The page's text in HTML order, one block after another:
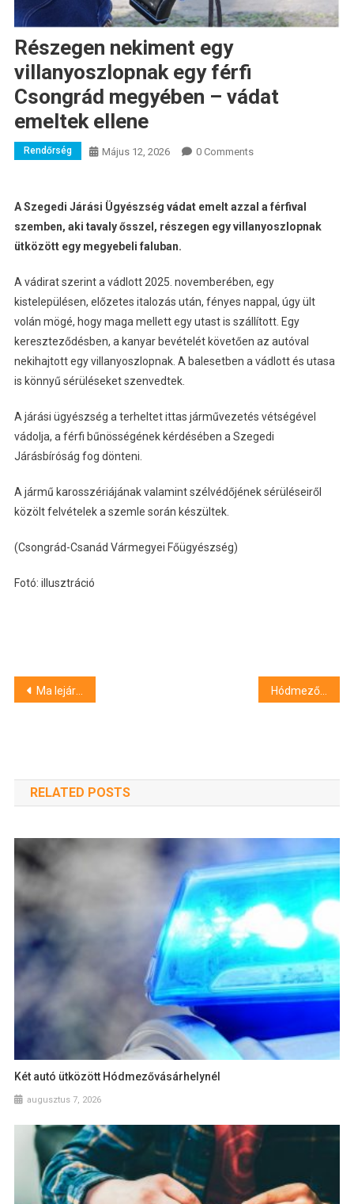
Részegen nekiment egy
villanyoszlopnak egy férfi
Csongrád megyében – vádat
emeltek ellene
Rendőrség Május 12, 2026 0 Comments
A Szegedi Járási Ügyészség vádat emelt azzal a férfival
szemben, aki tavaly ősszel, részegen egy villanyoszlopnak
ütközött egy megyebeli faluban.
A vádirat szerint a vádlott 2025. novemberében, egy
kistelepülésen, előzetes italozás után, fényes nappal, úgy ült
volán mögé, hogy maga mellett egy utast is szállított. Egy
kereszteződésben, a kanyar bevételét követően az autóval
nekihajtott egy villanyoszlopnak. A balesetben a vádlott és utasa
is könnyű sérüléseket szenvedtek.
A járási ügyészség a terheltet ittas járművezetés vétségével
vádolja, a férfi bűnösségének kérdésében a Szegedi
Járásbíróság fog dönteni.
A jármű karosszériájának valamint szélvédőjének sérüléseiről
közölt felvételek a szemle során készültek.
(Csongrád-Csanád Vármegyei Főügyészség)
Fotó: illusztráció
Bejegyzés
Ma lejár a határidő a plakátok eltávolítására Hódmezővásárhelyen balesetezett a TramTrain
RELATED POSTS
Két autó ütközött Hódmezővásárhelynél
augusztus 7, 2026